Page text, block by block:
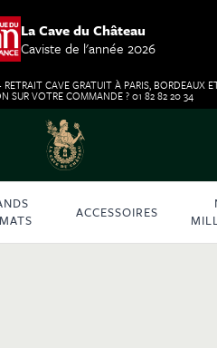
La Cave du Château
Caviste de l'année 2026
CAVE GRATUIT À PARIS, BORDEAUX
SUR VOTRE COMMANDE ? 01 82 82 20 34
ACCESSOIRES